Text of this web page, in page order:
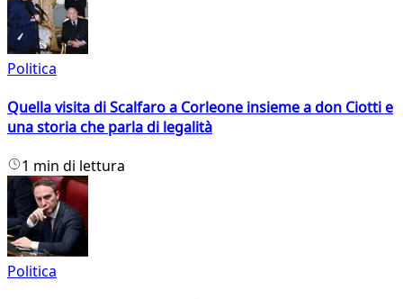
Politica
Quella visita di Scalfaro a Corleone insieme a don Ciotti e
una storia che parla di legalità
1 min di lettura
Politica